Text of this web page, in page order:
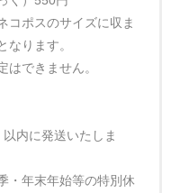
コポスのサイズに収ま
なります。
はできません。
内に発送いたしま
・年末年始等の特別休